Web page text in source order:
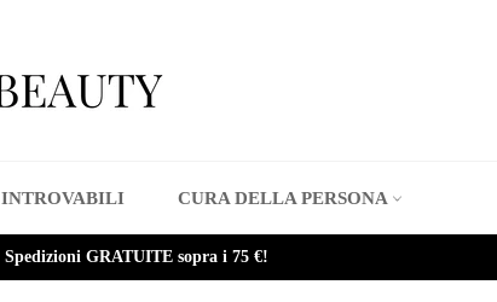
INTROVABILI CURA DELLA PERSONA
Spedizioni GRATUITE sopra i 75 €!